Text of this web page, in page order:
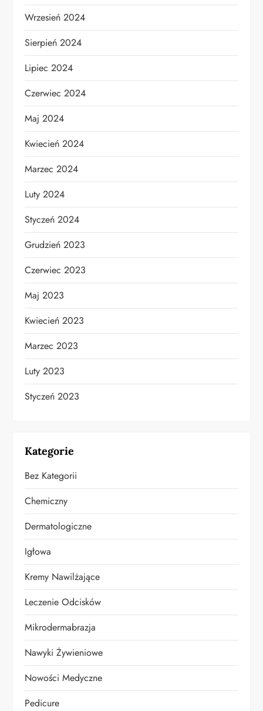
Wrzesień 2024
Sierpień 2024
Lipiec 2024
Czerwiec 2024
Maj 2024
Kwiecień 2024
Marzec 2024
Luty 2024
Styczeń 2024
Grudzień 2023
Czerwiec 2023
Maj 2023
Kwiecień 2023
Marzec 2023
Luty 2023
Styczeń 2023
Kategorie
Bez Kategorii
Chemiczny
Dermatologiczne
Igłowa
Kremy Nawilżające
Leczenie Odcisków
Mikrodermabrazja
Nawyki Żywieniowe
Nowości Medyczne
Pedicure